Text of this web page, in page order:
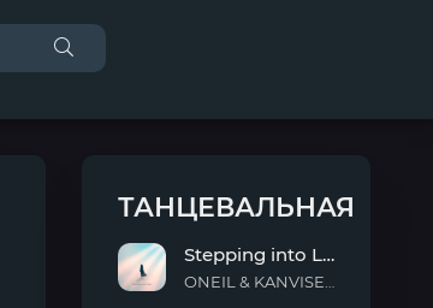
ТАНЦЕВАЛЬНАЯ
Stepping into Light